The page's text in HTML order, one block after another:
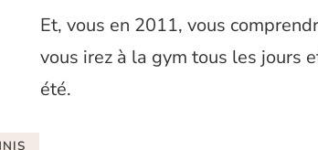
Et, vous en 2011, vous
vous irez à la gym tous les jours
été.